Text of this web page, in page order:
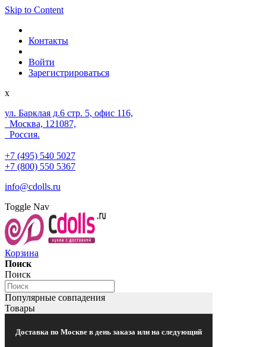
Skip to Content
Контакты
Войти
Зарегистрироваться
x
ул. Барклая д.6 стр. 5, офис 116,
Москва, 121087,
Россия.
+7 (495) 540 5027
+7 (800) 550 5367
info@cdolls.ru
Toggle Nav
Корзина
Поиск
Поиск
Популярные совпадения
Товары
Доставка по Москве в день заказа или на следующий